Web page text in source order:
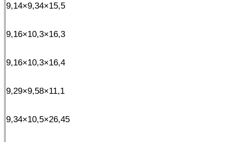
9,14×9,34×15,5
9,16×10,3×16,3
9,16×10,3×16,4
9,29×9,58×11,1
9,34×10,5×26,45